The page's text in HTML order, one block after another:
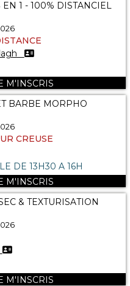
EN 1 - 100% DISTANCIEL
M'INSCRIS
BARBE MORPHO
CREUSE
DE 13H30 A 16H
M'INSCRIS
& TEXTURISATION
M'INSCRIS